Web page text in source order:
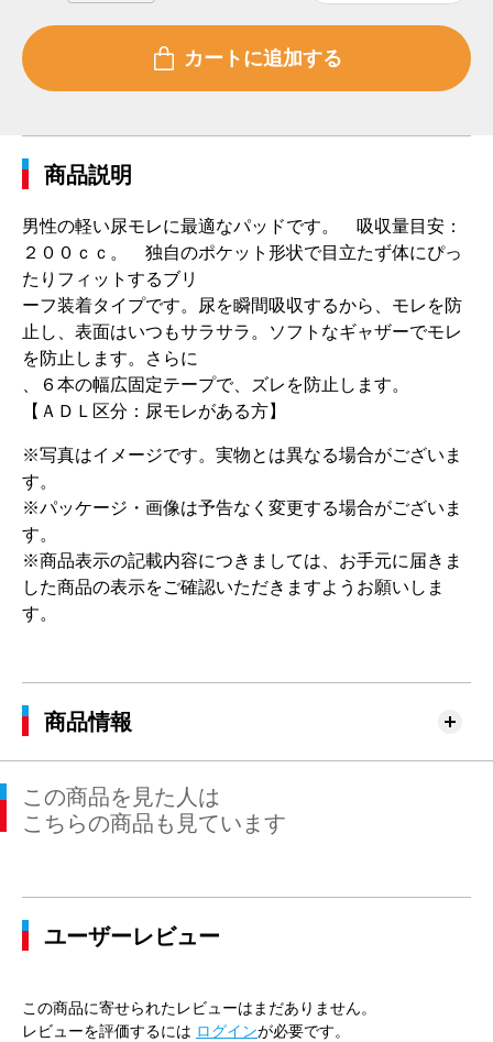
商品説明
男性の軽い尿モレに最適なパッドです。 吸収量目安：
２００ｃｃ。 独自のポケット形状で目立たず体にぴっ
たりフィットするブリ
ーフ装着タイプです。尿を瞬間吸収するから、モレを防
止し、表面はいつもサラサラ。ソフトなギャザーでモレ
を防止します。さらに
、６本の幅広固定テープで、ズレを防止します。
【ＡＤＬ区分：尿モレがある方】
※写真はイメージです。実物とは異なる場合がございま
す。
※パッケージ・画像は予告なく変更する場合がございま
す。
※商品表示の記載内容につきましては、お手元に届きま
した商品の表示をご確認いただきますようお願いしま
す。
商品情報
この商品を見た人は
こちらの商品も見ています
ユーザーレビュー
この商品に寄せられたレビューはまだありません。
レビューを評価するには ログインが必要です。